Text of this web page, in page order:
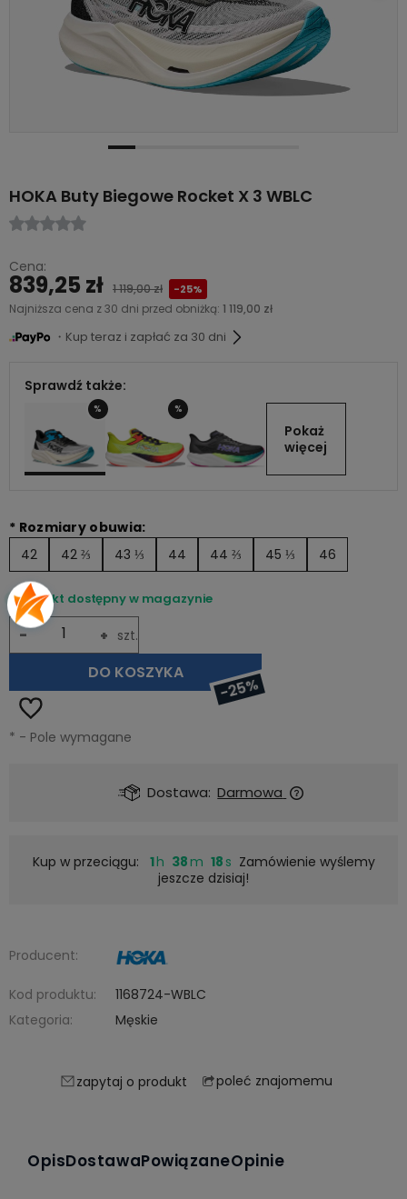
HOKA Buty Biegowe Rocket X 3 WBLC
Cena:
839,25 zł 1 119,00 zł -25%
Najniższa cena z 30 dni przed obniżką: 1 119,00 zł
・Kup teraz i zapłać za 30 dni
Sprawdź także:
% %
Pokaż
więcej
* Rozmiary obuwia:
42
42 ⅔ 43 ⅓ 44 44 ⅔ 45 ⅓ 46
Produkt dostępny w magazynie
+
- szt.
DO KOSZYKA
-25%
* - Pole wymagane
Dostawa: Darmowa
Kup w przeciągu: 1 38 17
Zamówienie wyślemy
jeszcze dzisiaj!
Producent:
Kod produktu:
1168724-WBLC
Kategoria:
Męskie
zapytaj o produkt poleć znajomemu
OpisDostawaPowiązaneOpinie